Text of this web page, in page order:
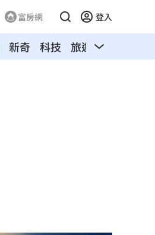
富房網 登入
新奇 科技 旅遊 汽車